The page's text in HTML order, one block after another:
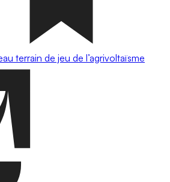
terrain de jeu de l’agrivoltaïsme